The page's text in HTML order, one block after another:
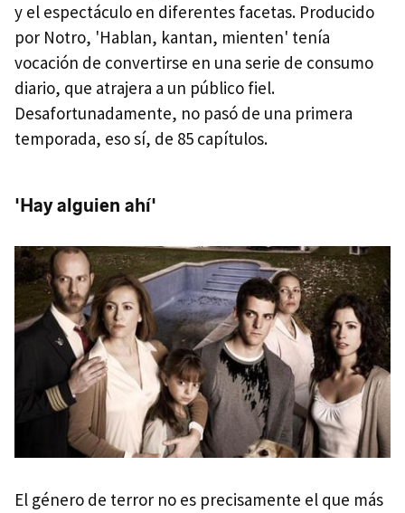
y el espectáculo en diferentes facetas. Producido
por Notro, 'Hablan, kantan, mienten' tenía
vocación de convertirse en una serie de consumo
diario, que atrajera a un público fiel.
Desafortunadamente, no pasó de una primera
temporada, eso sí, de 85 capítulos.
'Hay alguien ahí'
El género de terror no es precisamente el que más